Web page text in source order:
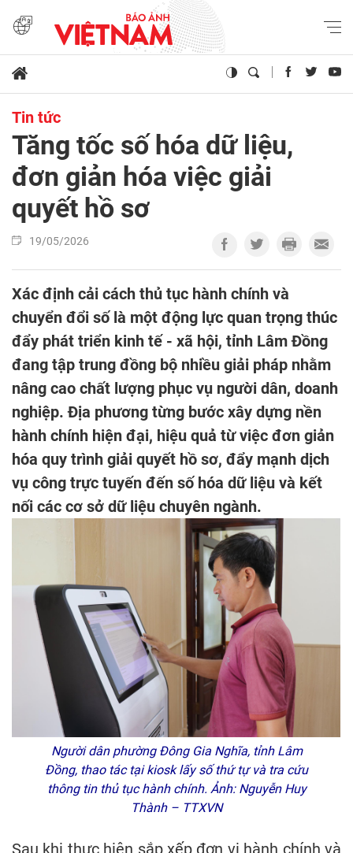
Tin tức
Tăng tốc số hóa dữ liệu,
đơn giản hóa việc giải
quyết hồ sơ
19/05/2026
Xác định cải cách thủ tục hành chính và
chuyển đổi số là một động lực quan trọng thúc
đẩy phát triển kinh tế - xã hội, tỉnh Lâm Đồng
đang tập trung đồng bộ nhiều giải pháp nhằm
nâng cao chất lượng phục vụ người dân, doanh
nghiệp. Địa phương từng bước xây dựng nền
hành chính hiện đại, hiệu quả từ việc đơn giản
hóa quy trình giải quyết hồ sơ, đẩy mạnh dịch
vụ công trực tuyến đến số hóa dữ liệu và kết
nối các cơ sở dữ liệu chuyên ngành.
Người dân phường Đông Gia Nghĩa, tỉnh Lâm
Đồng, thao tác tại kiosk lấy số thứ tự và tra cứu
thông tin thủ tục hành chính. Ảnh: Nguyễn Huy
Thành – TTXVN
Sau khi thực hiện sắp xếp đơn vị hành chính và